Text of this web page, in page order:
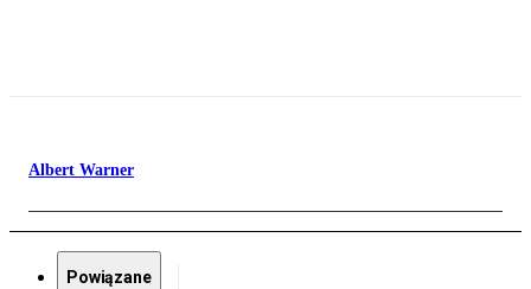
Albert Warner
Powiązane